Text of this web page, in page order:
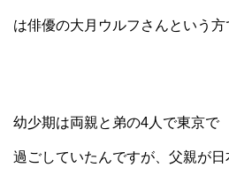
は俳優の大月ウルフさんという方
幼少期は両親と弟の4人で東京で
過ごしていたんですが、父親が